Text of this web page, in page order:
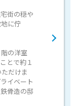
街の穏や
に佇
の洋室
とで約１
だけま
イベート
骨造の邸